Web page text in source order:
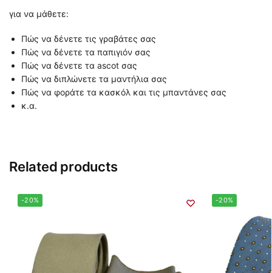
για να μάθετε:
Πώς να δένετε τις γραβάτες σας
Πώς να δένετε τα παπιγιόν σας
Πώς να δένετε τα ascot σας
Πώς να διπλώνετε τα μαντήλια σας
Πώς να φοράτε τα κασκόλ και τις μπαντάνες σας
κ.α.
Related products
-20% -20%